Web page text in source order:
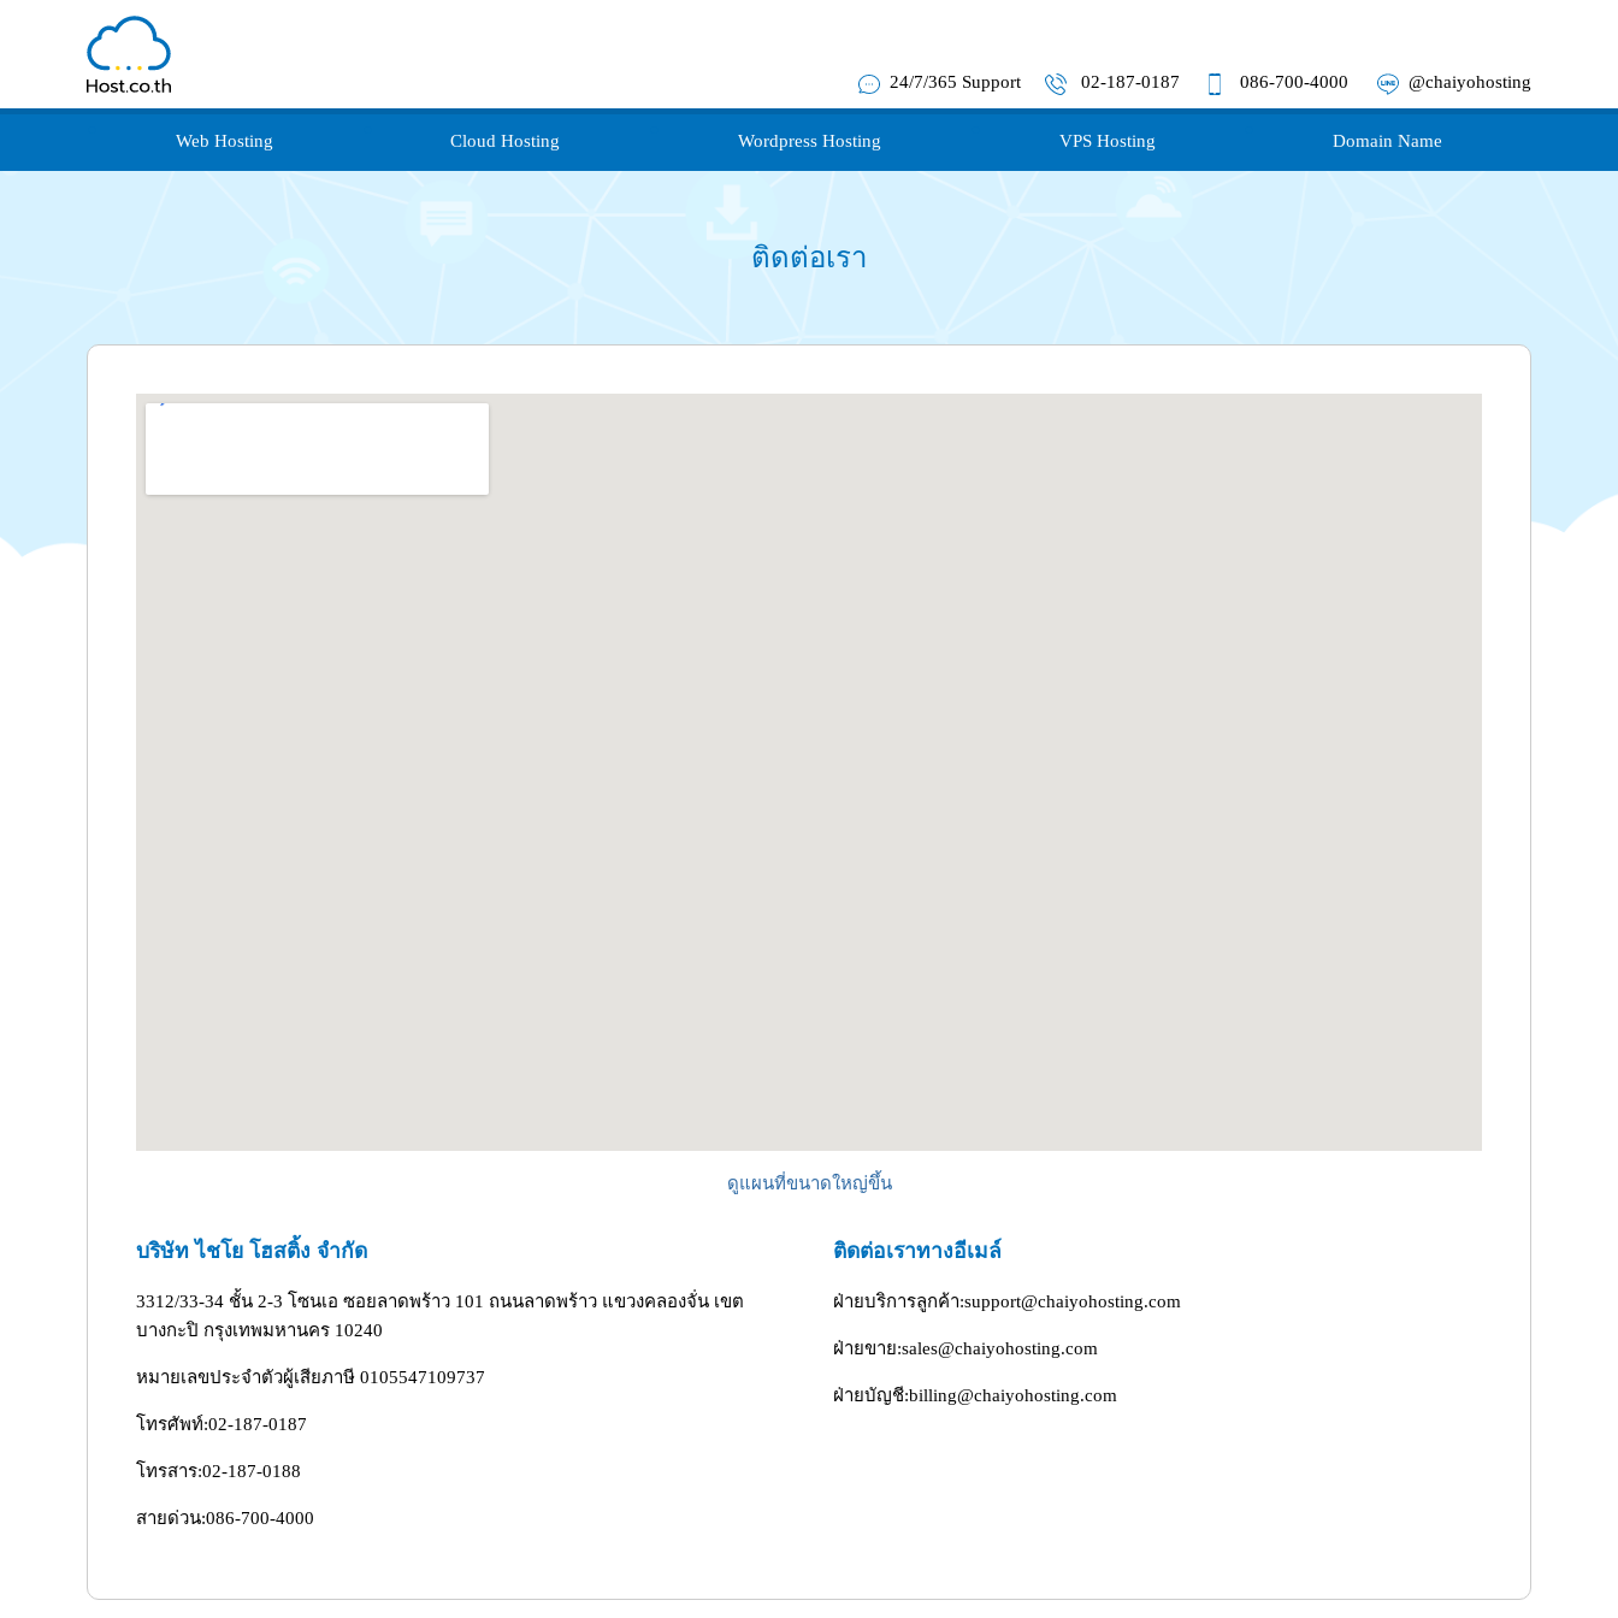
24/7/365 Support 02-187-0187 086-700-4000 @chaiyohosting
Web Hosting Cloud Hosting Wordpress Hosting VPS Hosting Domain Name
ติดต่อเรา
ดูแผนที่ขนาดใหญ่ขึ้น
บริษัท ไชโย โฮสติ้ง จำกัด
3312/33-34 ชั้น 2-3 โซนเอ ซอยลาดพร้าว 101 ถนนลาดพร้าว แขวงคลองจั่น เขต
บางกะปิ กรุงเทพมหานคร 10240
หมายเลขประจำตัวผู้เสียภาษี 0105547109737
โทรศัพท์:02-187-0187
โทรสาร:02-187-0188
สายด่วน:086-700-4000
ติดต่อเราทางอีเมล์
ฝ่ายบริการลูกค้า:support@chaiyohosting.com
ฝ่ายขาย:sales@chaiyohosting.com
ฝ่ายบัญชี:billing@chaiyohosting.com